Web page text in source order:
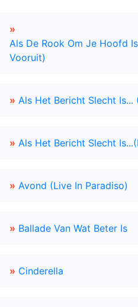
»
Als De Rook Om Je Hoofd
Vooruit)
» Als Het Bericht Slecht Is...
» Als Het Bericht Slecht
» Avond (Live In Paradiso)
» Ballade Van Wat Beter Is
» Cinderella